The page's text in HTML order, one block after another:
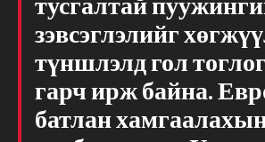
зэвсэглэлийг
түншлэлд гол
гарч ирж байна.
батлан